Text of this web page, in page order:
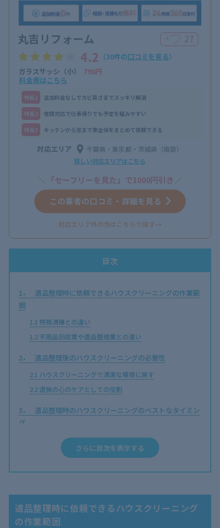
丸吉リフォーム ＋ 27
4.2 （30件の口コミを見る）
ガラスサッシ（小）
798円
料金表はこちら
特⻑1 追加料金なしでカビ臭さまでスッキリ解消
特⻑2 夜間対応で仕事帰りでも予定を組みやすい
特⻑3 キッチンから窓まで家全体をまとめて依頼できる
対応エリア 千葉県・東京都・茨城県（南部）
詳しい対応エリアはこちら
「セーフリーを見た」で1000円引き
この業者の口コミ・詳細を見る
対応エリア外の方はこちらで探す→
目次
1
遺品整理時に依頼できるハウスクリーニングの作業範
囲
1.1 特殊清掃との違い
1.2不用品回収業や遺品整理業との違い
2 遺品整理後のハウスクリーニングの必要性
2.1 ハウスクリーニングで清潔な環境に戻す
2.2遺族の心のケアとしての役割
3
遺品整理時のハウスクリーニングのベストなタイミン
グ
49日法要後
賃貸契約や退去のタイミングに合わせて
4.1遺族の心身の負担を軽減できる
4.2保険で対応できる可能性も
さらに目次を表示する
遺品整理時に依頼できるハウスクリーニング
の作業範囲